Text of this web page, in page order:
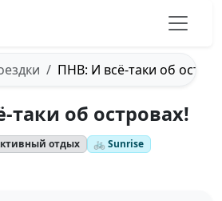
ПНВ: И всё-таки об
таки об островах!
отдых
🚲 Sunrise